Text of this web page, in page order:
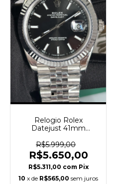
Relogio Rolex
Datejust 41mm
Preto Super Clone
R$5.999,00
R$5.650,00
R$5.311,00 com Pix
10 x de R$565,00 sem juros